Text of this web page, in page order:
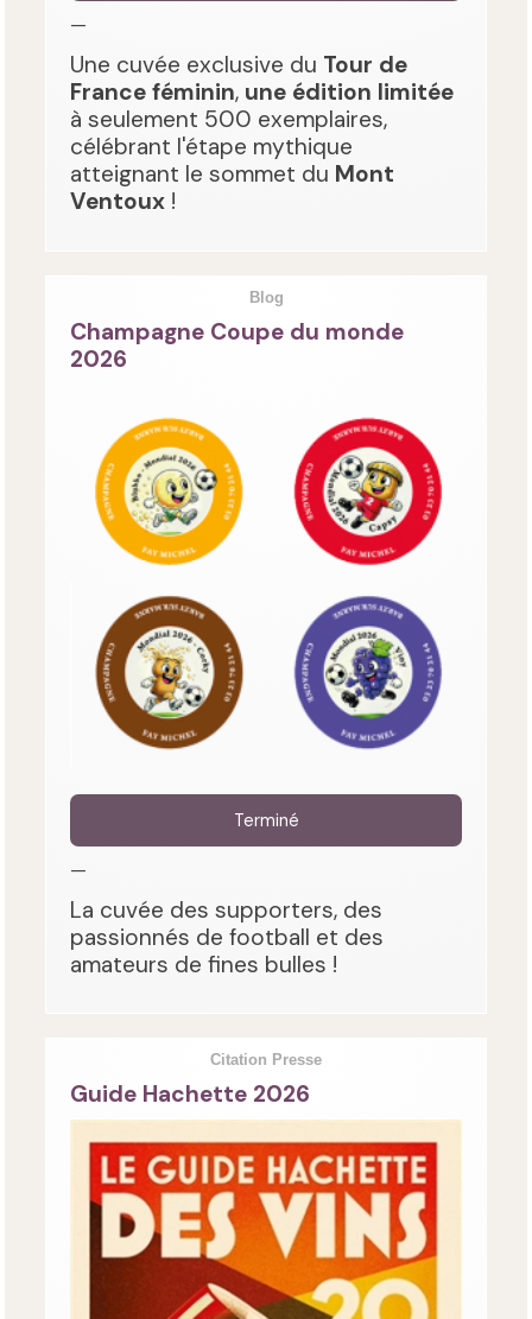
—
Une cuvée exclusive du Tour de
France féminin, une édition limitée
à seulement 500 exemplaires,
célébrant l'étape mythique
atteignant le sommet du Mont
Ventoux !
Blog
Champagne Coupe du monde
2026
Terminé
—
La cuvée des supporters, des
passionnés de football et des
amateurs de fines bulles !
Citation Presse
Guide Hachette 2026